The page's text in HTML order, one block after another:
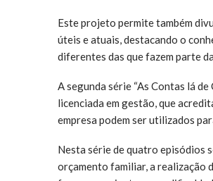
Este projeto permite também
úteis e atuais, destacando o
diferentes das que fazem parte
A segunda série “As Contas lá
licenciada em gestão, que
empresa podem ser utilizados
Nesta série de quatro episódios
orçamento familiar, a realização